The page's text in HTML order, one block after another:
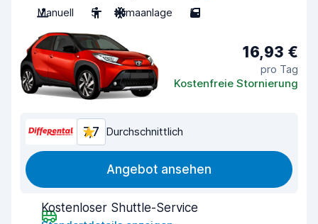
Manuell
5 Klimaanlage 5
16,93 €
pro Tag
Kostenfreie Stornierung
7,7 Durchschnittlich
Angebot ansehen
Kostenloser Shuttle-Service